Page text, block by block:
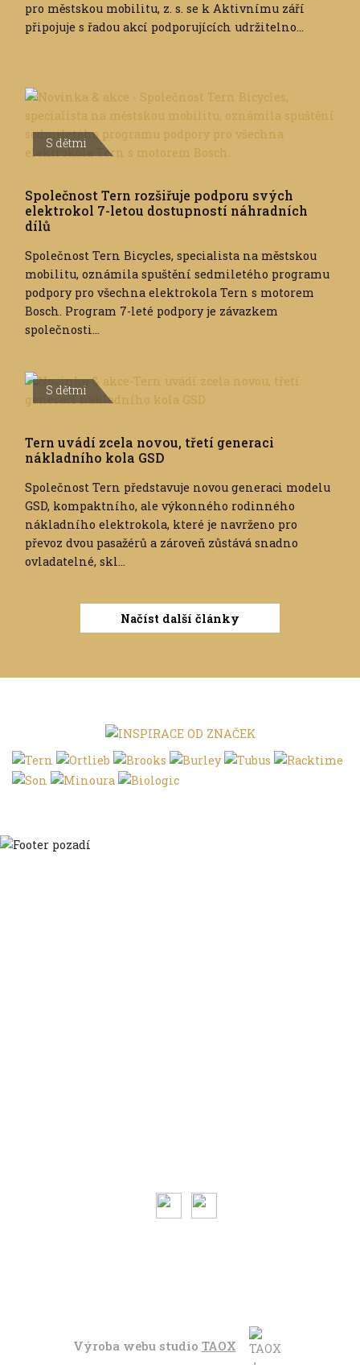
pro městskou mobilitu, z. s. se k Aktivnímu září
připojuje s řadou akcí podporujících udržitelno...
S dětmi
Společnost Tern rozšiřuje podporu svých
elektrokol 7-letou dostupností náhradních
dílů
Společnost Tern Bicycles, specialista na městskou
mobilitu, oznámila spuštění sedmiletého programu
podpory pro všechna elektrokola Tern s motorem
Bosch. Program 7-leté podpory je závazkem
společnosti...
S dětmi
Tern uvádí zcela novou, třetí generaci
nákladního kola GSD
Společnost Tern představuje novou generaci modelu
GSD, kompaktního, ale výkonného rodinného
nákladního elektrokola, které je navrženo pro
převoz dvou pasažérů a zároveň zůstává snadno
ovladatelné, skl...
Načíst další články
Výroba webu studio TAOX